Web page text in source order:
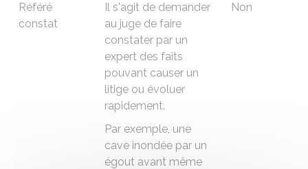
Référé
constat
Il s'agit de demander
au juge de faire
constater par un
expert des faits
pouvant causer un
litige ou évoluer
rapidement.
Par exemple, une
cave inondée par un
égout avant même
Non